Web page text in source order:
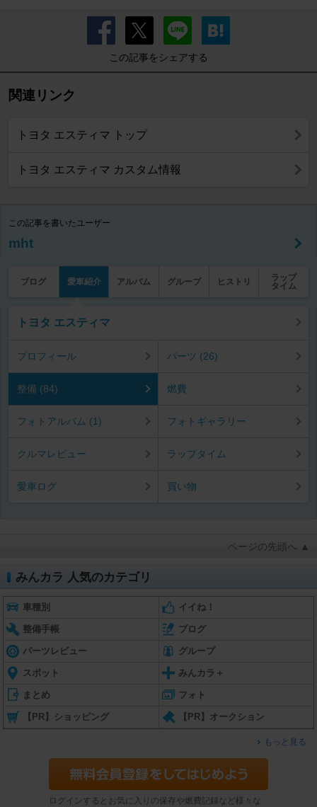
この記事をシェアする
関連リンク
トヨタ エスティマ トップ
トヨタ エスティマ カスタム情報
この記事を書いたユーザー
mht
ブログ 愛車紹介 アルバム グループ ヒストリ
ラップ
タイム
トヨタ エスティマ
プロフィール パーツ (26)
整備 (84) 燃費
フォトアルバム (1) フォトギャラリー
クルマレビュー ラップタイム
愛車ログ 買い物
ページの先頭へ ▲
みんカラ 人気のカテゴリ
車種別 イイね！
整備手帳 ブログ
パーツレビュー グループ
スポット みんカラ＋
まとめ フォト
【PR】ショッピング 【PR】オークション
もっと見る
ログインするとお気に入りの保存や燃費記録など様々な